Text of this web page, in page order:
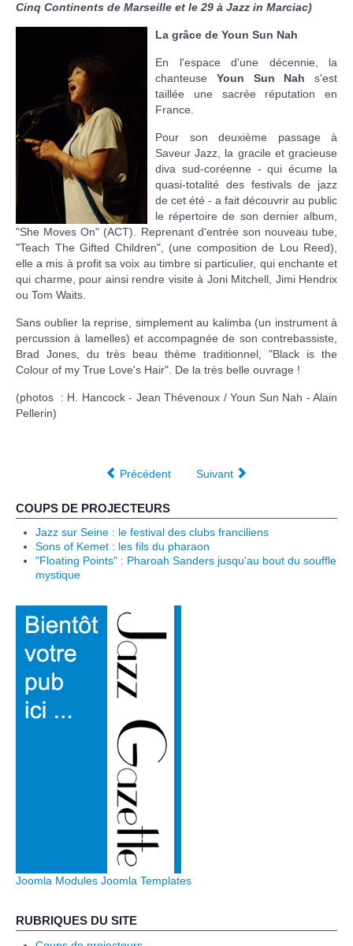
Cinq Continents de Marseille et le 29 à Jazz in Marciac)
La grâce de Youn Sun Nah
En l'espace d'une décennie, la
chanteuse Youn Sun Nah s'est
taillée une sacrée réputation en
France.
Pour son deuxième passage à
Saveur Jazz, la gracile et gracieuse
diva sud-coréenne - qui écume la
quasi-totalité des festivals de jazz
de cet été - a fait découvrir au public
le répertoire de son dernier album,
"She Moves On" (ACT). Reprenant d'entrée son nouveau tube,
"Teach The Gifted Children", (une composition de Lou Reed),
elle a mis à profit sa voix au timbre si particulier, qui enchante et
qui charme, pour ainsi rendre visite à Joni Mitchell, Jimi Hendrix
ou Tom Waits.
Sans oublier la reprise, simplement au kalimba (un instrument à
percussion à lamelles) et accompagnée de son contrebassiste,
Brad Jones, du très beau thème traditionnel, "Black is the
Colour of my True Love's Hair". De la très belle ouvrage !
(photos : H. Hancock - Jean Thévenoux / Youn Sun Nah - Alain
Pellerin)
Précédent Suivant
COUPS DE PROJECTEURS
Jazz sur Seine : le festival des clubs franciliens
Sons of Kemet : les fils du pharaon
"Floating Points" : Pharoah Sanders jusqu'au bout du souffle
mystique
Joomla Modules Joomla Templates
RUBRIQUES DU SITE